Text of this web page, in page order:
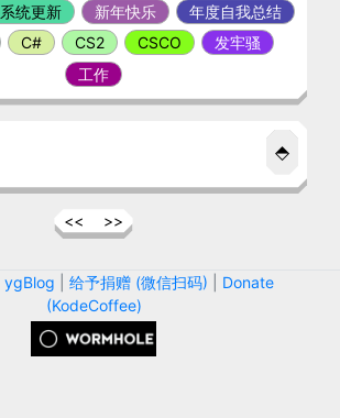
<< >>
系统更新 新年快乐
年度自我总结
C# CS2 CSCO
发牢骚
工作
⬘
ygBlog 给予捐赠 (微信扫码)
Donate
(KodeCoffee)